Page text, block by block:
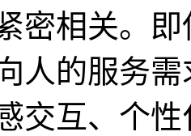
密相关。
人的服务
交互、个